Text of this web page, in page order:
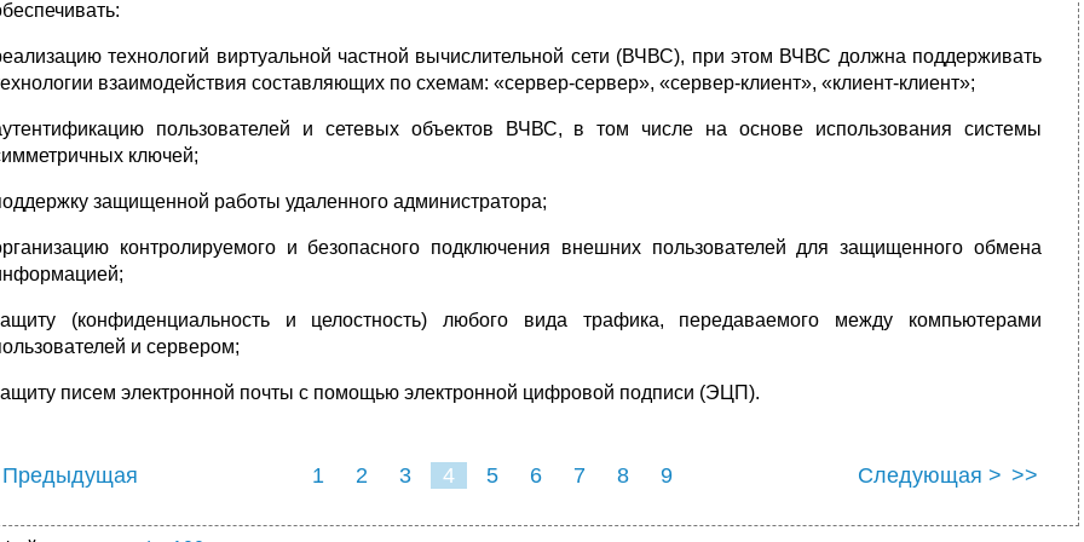
технологий виртуальной частной вычислительной сети (ВЧВС), при этом ВЧВС должна поддерживать
взаимодействия составляющих по схемам: «сервер-сервер», «сервер-клиент», «клиент-клиент»;
пользователей и сетевых объектов ВЧВС, в том числе на основе использования системы
ключей;
защищенной работы удаленного администратора;
контролируемого и безопасного подключения внешних пользователей для защищенного обмена
(конфиденциальность и целостность) любого вида трафика, передаваемого между компьютерами
и сервером;
писем электронной почты с помощью электронной цифровой подписи (ЭЦП).
1 2 3 4 5 6 7 8 9 Следующая > >>